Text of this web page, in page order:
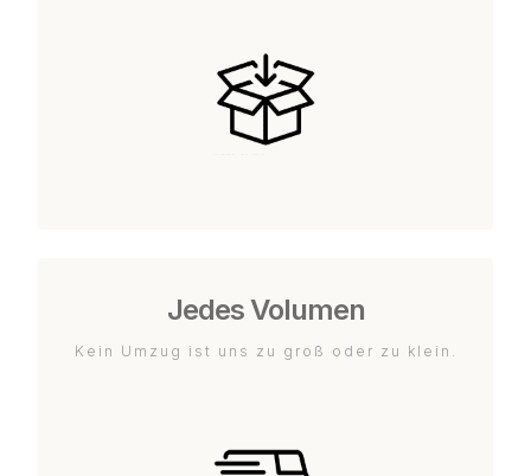
Jedes Volumen
Kein Umzug ist uns zu groß oder zu klein.